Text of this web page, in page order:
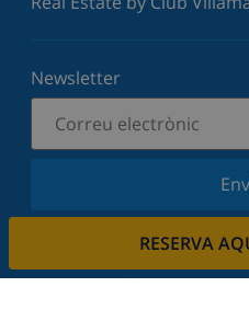
RESERVA
Newsletter
Subscriu-vos al nostre
de les últimes novetats i
vostra privadesa.